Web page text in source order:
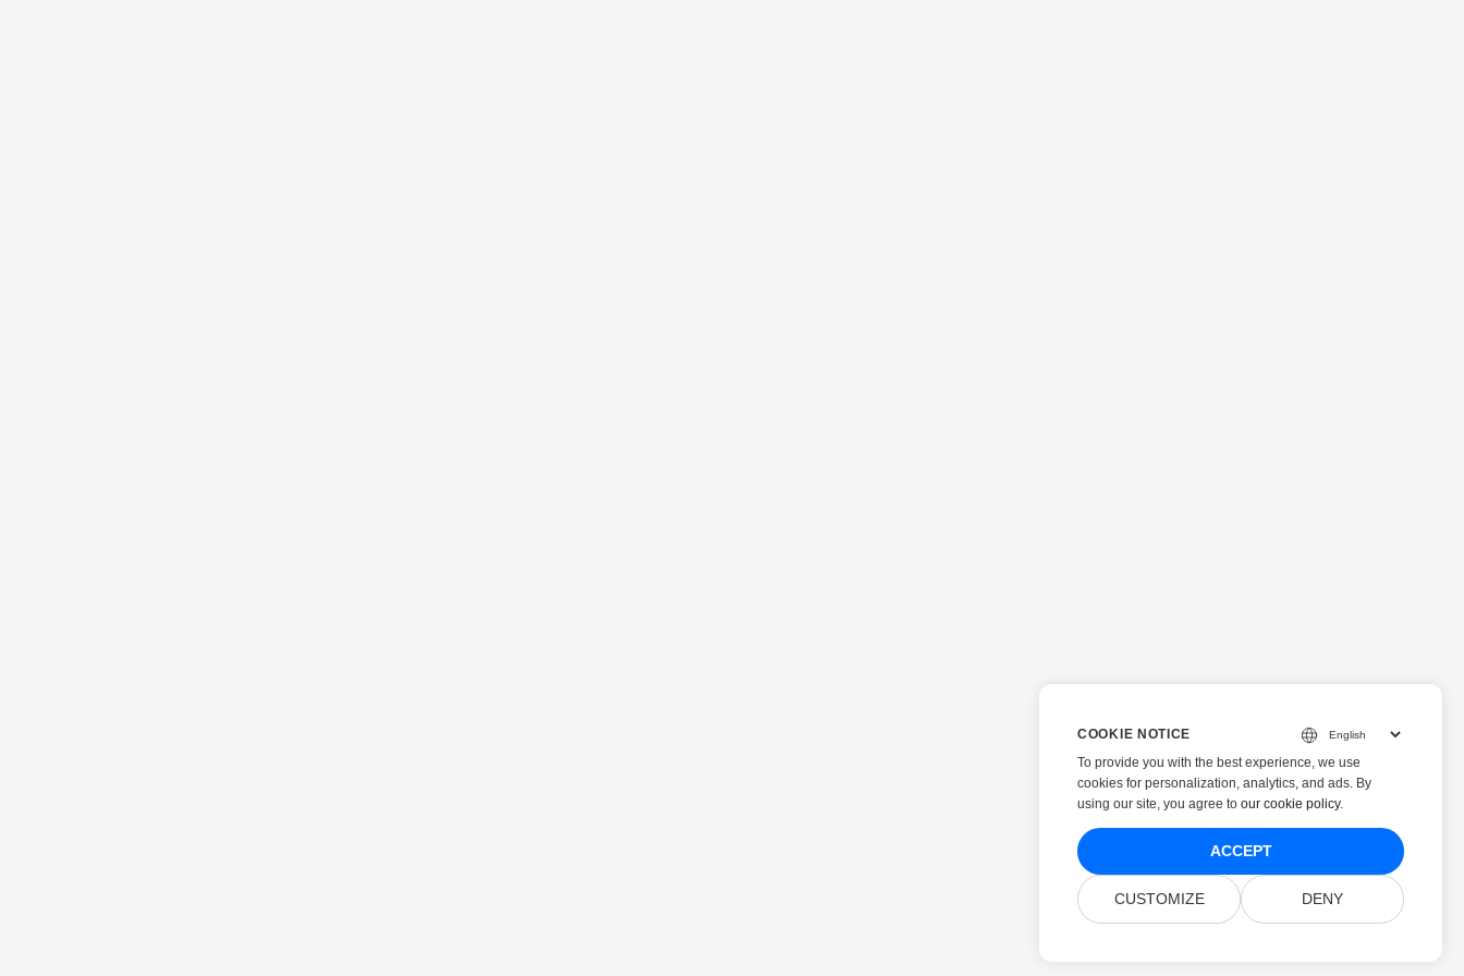
COOKIE NOTICE
To provide you with the best experience, we use
cookies for personalization, analytics, and ads. By
using our site, you agree to our cookie policy.
ACCEPT
CUSTOMIZE DENY